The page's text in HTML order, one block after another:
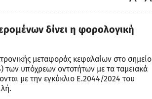
δίνει η φορολογική
μεταφοράς κεφαλαίων στο σημείο
υπόχρεων οντοτήτων με τα ταμειακά
με την εγκύκλιο E.2044/2024 του